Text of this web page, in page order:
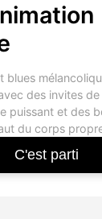
blues
des invites de
puissant et des
du corps
C'est parti